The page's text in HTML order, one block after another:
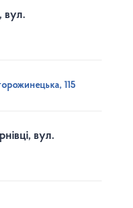
вул.
115
вул.